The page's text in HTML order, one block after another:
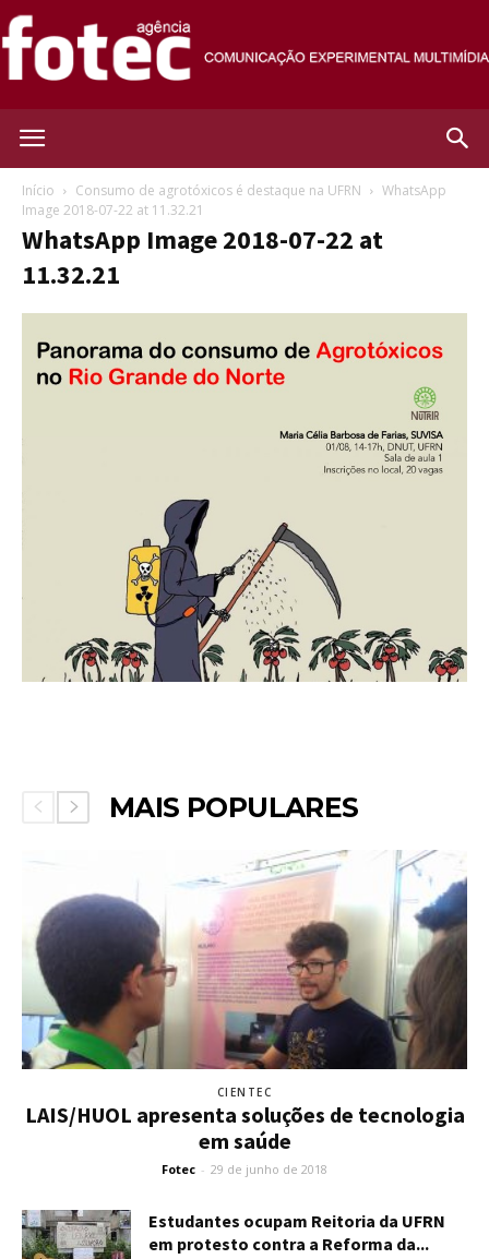
Fotec
Início Consumo de agrotóxicos é destaque na UFRN
WhatsApp
Image 2018-07-22 at 11.32.21
WhatsApp Image 2018-07-22 at
11.32.21
MAIS POPULARES
CIENTEC
LAIS/HUOL apresenta soluções de tecnologia
em saúde
Fotec - 29 de junho de 2018
Estudantes ocupam Reitoria da UFRN
em protesto contra a Reforma da...